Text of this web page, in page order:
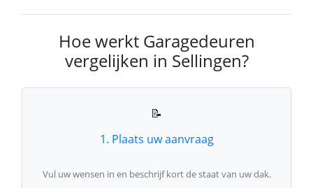
Hoe werkt Garagedeuren
vergelijken in Sellingen?
📝
1. Plaats uw aanvraag
Vul uw wensen in en beschrijf kort de staat van uw dak.